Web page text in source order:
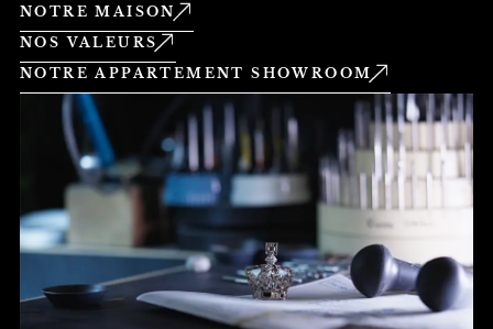
NOTRE MAISON
NOS VALEURS
NOTRE APPARTEMENT SHOWROOM